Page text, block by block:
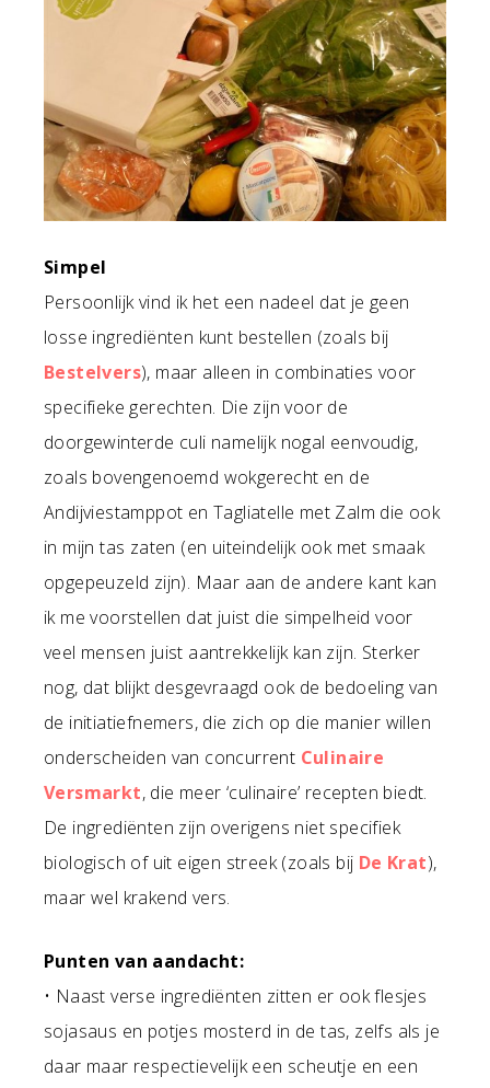
Simpel
Persoonlijk vind ik het een nadeel dat je geen
losse ingrediënten kunt bestellen (zoals bij
Bestelvers), maar alleen in combinaties voor
specifieke gerechten. Die zijn voor de
doorgewinterde culi namelijk nogal eenvoudig,
zoals bovengenoemd wokgerecht en de
Andijviestamppot en Tagliatelle met Zalm die ook
in mijn tas zaten (en uiteindelijk ook met smaak
opgepeuzeld zijn). Maar aan de andere kant kan
ik me voorstellen dat juist die simpelheid voor
veel mensen juist aantrekkelijk kan zijn. Sterker
nog, dat blijkt desgevraagd ook de bedoeling van
de initiatiefnemers, die zich op die manier willen
onderscheiden van concurrent Culinaire
Versmarkt, die meer ‘culinaire’ recepten biedt.
De ingrediënten zijn overigens niet specifiek
biologisch of uit eigen streek (zoals bij De Krat),
maar wel krakend vers.
Punten van aandacht:
• Naast verse ingrediënten zitten er ook flesjes
sojasaus en potjes mosterd in de tas, zelfs als je
daar maar respectievelijk een scheutje en een